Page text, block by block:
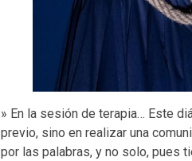
» En la sesión de terapia… Este
previo, sino en realizar una
por las palabras, y no solo, pues